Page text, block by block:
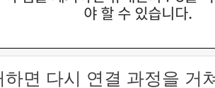
면 다시 연결 과정을 거